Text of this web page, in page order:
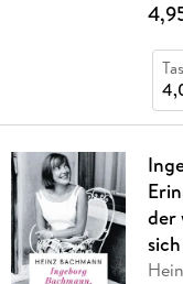
der
sich